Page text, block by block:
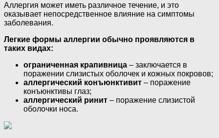
Аллергия может иметь различное течение, и это
оказывает непосредственное влияние на симптомы
заболевания.
Легкие формы аллергии обычно проявляются в
таких видах:
ограниченная крапивница – заключается в
поражении слизистых оболочек и кожных покровов;
аллергический конъюнктивит – поражение
конъюнктивы глаз;
аллергический ринит – поражение слизистой
оболочки носа.